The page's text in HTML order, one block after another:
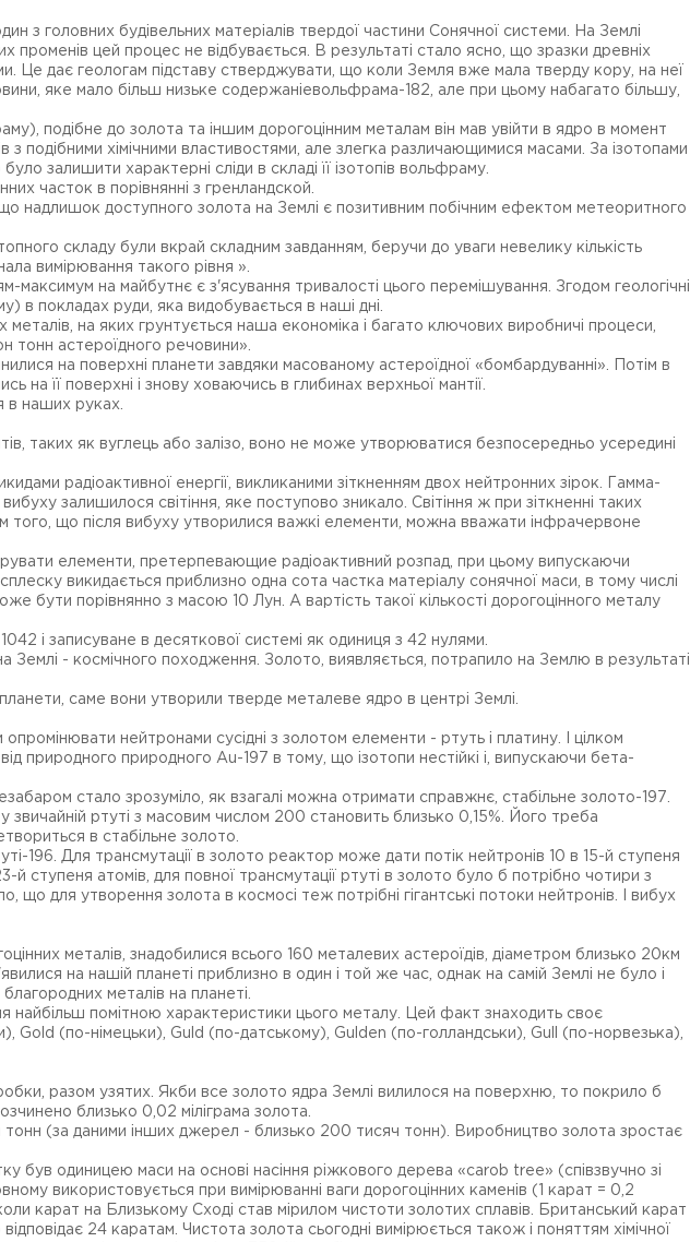
з головних будівельних матеріалів твердої частини Сонячної системи. На Землі
променів цей процес не відбувається. В результаті стало ясно, що зразки древніх
Це дає геологам підставу стверджувати, що коли Земля вже мала тверду кору, на неї
яке мало більш низьке содержаніевольфрама-182, але при цьому набагато більшу,
подібне до золота та іншим дорогоцінним металам він мав увійти в ядро в момент
з подібними хімічними властивостями, але злегка различающимися масами. За ізотопами
залишити характерні сліди в складі її ізотопів вольфраму.
часток в порівнянні з гренландской.
надлишок доступного золота на Землі є позитивним побічним ефектом метеоритного
складу були вкрай складним завданням, беручи до уваги невелику кількість
вимірювання такого рівня ».
максимум на майбутнє є з'ясування тривалості цього перемішування. Згодом геологічні
в покладах руди, яка видобувається в наші дні.
на яких грунтується наша економіка і багато ключових виробничі процеси,
тонн астероїдного речовини».
на поверхні планети завдяки масованому астероїдної «бомбардуванні». Потім в
на її поверхні і знову ховаючись в глибинах верхньої мантії.
в наших руках.
таких як вуглець або залізо, воно не може утворюватися безпосередньо усередині
радіоактивної енергії, викликаними зіткненням двох нейтронних зірок. Гамма-
залишилося світіння, яке поступово зникало. Світіння ж при зіткненні таких
того, що після вибуху утворилися важкі елементи, можна вважати інфрачервоне
елементи, претерпевающие радіоактивний розпад, при цьому випускаючи
викидається приблизно одна сота частка матеріалу сонячної маси, в тому числі
бути порівнянно з масою 10 Лун. А вартість такої кількості дорогоцінного металу
і записуване в десяткової системі як одиниця з 42 нулями.
- космічного походження. Золото, виявляється, потрапило на Землю в результаті
саме вони утворили тверде металеве ядро в центрі Землі.
нейтронами сусідні з золотом елементи - ртуть і платину. І цілком
природного природного Au-197 в тому, що ізотопи нестійкі і, випускаючи бета-
стало зрозуміло, як взагалі можна отримати справжнє, стабільне золото-197.
звичайній ртуті з масовим числом 200 становить близько 0,15%. Його треба
в стабільне золото.
196. Для трансмутації в золото реактор може дати потік нейтронів 10 в 15-й ступеня
ступеня атомів, для повної трансмутації ртуті в золото було б потрібно чотири з
для утворення золота в космосі теж потрібні гігантські потоки нейтронів. І вибух
металів, знадобилися всього 160 металевих астероїдів, діаметром близько 20км
на нашій планеті приблизно в один і той же час, однак на самій Землі не було і
металів на планеті.
найбільш помітною характеристики цього металу. Цей факт знаходить своє
Gold (по-німецьки), Guld (по-датському), Gulden (по-голландськи), Gull (по-норвезька),
разом узятих. Якби все золото ядра Землі вилилося на поверхню, то покрило б
близько 0,02 міліграма золота.
(за даними інших джерел - близько 200 тисяч тонн). Виробництво золота зростає
одиницею маси на основі насіння ріжкового дерева «carob tree» (співзвучно зі
використовується при вимірюванні ваги дорогоцінних каменів (1 карат = 0,2
карат на Близькому Сході став мірилом чистоти золотих сплавів. Британський карат
24 каратам. Чистота золота сьогодні вимірюється також і поняттям хімічної